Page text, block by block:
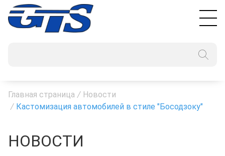
Главная страница / Новости
/ Кастомизация автомобилей в стиле "Босодзоку"
НОВОСТИ